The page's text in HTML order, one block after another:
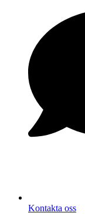
Kontakta oss